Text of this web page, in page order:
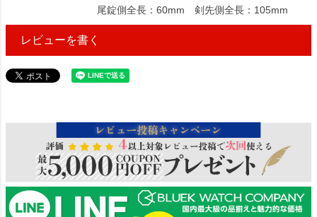
尾錠側全長：60mm 剣先側全長：105mm
レビューを書く